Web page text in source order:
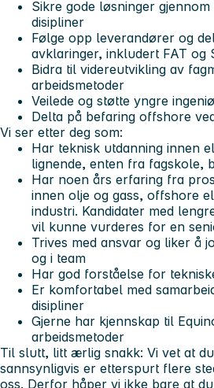
Sikre gode løsninger
disipliner
Følge opp leverandører og
avklaringer, inkludert FAT og
Bidra til videreutvikling av
arbeidsmetoder
Veilede og støtte yngre
Delta på befaring offshore
Vi ser etter deg som:
Har teknisk utdanning innen
lignende, enten fra fagskole,
Har noen års erfaring fra
innen olje og gass, offshore
industri. Kandidater med
vil kunne vurderes for en
Trives med ansvar og liker å
og i team
Har god forståelse for
Er komfortabel med
disipliner
Gjerne har kjennskap til
arbeidsmetoder
Til slutt, litt ærlig snakk: Vi vet at
sannsynligvis er etterspurt flere
oss. Derfor håper vi ikke bare at